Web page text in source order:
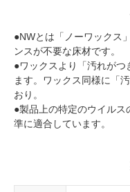
●NWとは「ノーワックス
ンスが不要な床材です。
●ワックスより「汚れがつ
ます。ワックス同様に「
おり。
●製品上の特定のウイル
準に適合しています。